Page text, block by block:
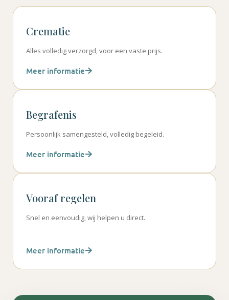
Crematie
Alles volledig verzorgd, voor een vaste prijs.
Meer informatie
Begrafenis
Persoonlijk samengesteld, volledig begeleid.
Meer informatie
Vooraf regelen
Snel en eenvoudig, wij helpen u direct.
Meer informatie